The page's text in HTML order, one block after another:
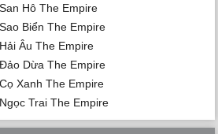
Hô The Empire
Biển The Empire
Âu The Empire
Dừa The Empire
Xanh The Empire
Trai The Empire